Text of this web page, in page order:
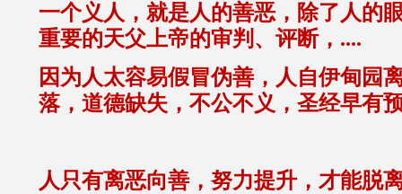
一个义人，就是人的善恶，除了人的
重要的天父上帝的审判、评断，....
因为人太容易假冒伪善，人自伊甸园
落，道德缺失，不公不义，圣经早有
人只有离恶向善，努力提升，才能脱